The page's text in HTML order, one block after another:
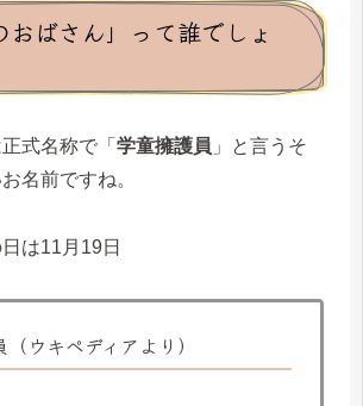
おばさん」って誰でしょ
式名称で「 学童擁護員 」と言うそ
名前ですね。
は11月19日
ウキペディアより）